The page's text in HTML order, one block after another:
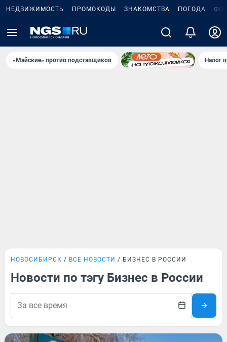
НЕДВИЖИМОСТЬ ПРОМОКОДЫ ЗНАКОМСТВА ПОГОДА
«Майские» против подставщиков Налог
НОВОСИБИРСК ВСЕ НОВОСТИ БИЗНЕС В РОССИИ
Новости по тэгу Бизнес в России